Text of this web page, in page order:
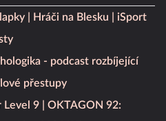
Hráči na Blesku
iSport
- podcast rozbíjející
přestupy
Level 9
OKTAGON 92: